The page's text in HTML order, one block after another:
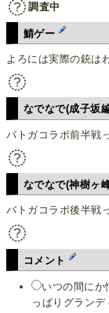
調査中
鯖ゲー
よろには実際の銃
なでなで(成子坂
バトガコラボ前半戦
なでなで(神樹ヶ
バトガコラボ後半戦
コメント
いつの間に
っぱりグラン